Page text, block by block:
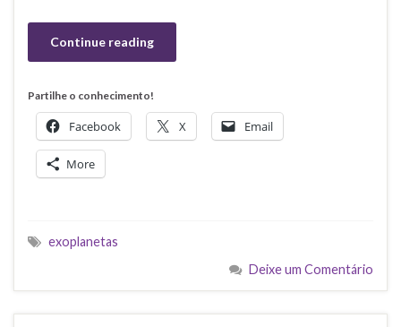
Continue reading
Partilhe o conhecimento!
Facebook X Email
More
exoplanetas
Deixe um Comentário